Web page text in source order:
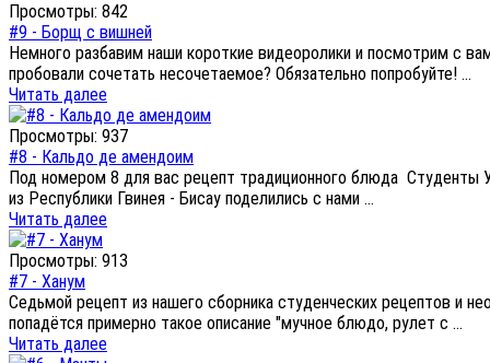
Просмотры: 842
#9 - Борщ с вишней
Немного разбавим наши короткие видеоролики и посмотрим с
пробовали сочетать несочетаемое? Обязательно попробуйте! ...
Читать далее
Просмотры: 937
#8 - Кальдо де амендоим
Под номером 8 для вас рецепт традиционного блюда Студенты
из Республики Гвинея - Бисау поделились с нами ...
Читать далее
Просмотры: 913
#7 - Ханум
Седьмой рецепт из нашего сборника студенческих рецептов и
попадётся примерно такое описание "мучное блюдо, рулет с ...
Читать далее